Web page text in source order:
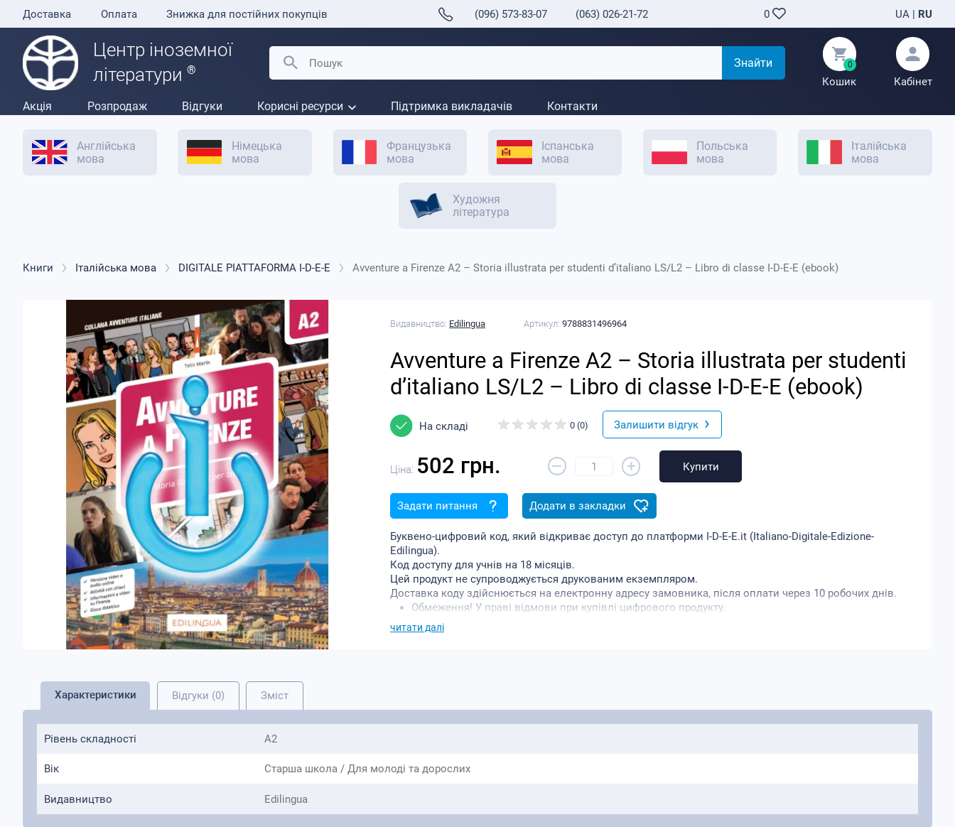
Доставка Оплата Знижка для постійних покупців (096) 573-83-07 (063) 026-21-72 0 UA | RU
Центр іноземної
літератури ®
Знайти 0
Кошик Кабінет
Акція Розпродаж Відгуки Корисні ресурси Підтримка викладачів Контакти
Англійська
мова
Німецька
мова
Французька
мова
Іспанська
мова
Польська
мова
Італійська
мова
Художня
література
Книги Італійська мова DIGITALE PIATTAFORMA I-D-E-E Avventure a Firenze Α2 – Storia illustrata per studenti d’italiano LS/L2 – Libro di classe I-D-E-E (ebook)
Видавництво: Edilingua Артикул:9788831496964
Avventure a Firenze Α2 – Storia illustrata per studenti
d’italiano LS/L2 – Libro di classe I-D-E-E (ebook)
На складі 0 (0) Залишити відгук ›
Ціна: 502 грн. – + Купити
Задати питання Додати в закладки
Буквено-цифровий код, який відкриває доступ до платформи I-D-E-E.it (Italiano-Digitale-Edizione-
Edilingua).
Код доступу для учнів на 18 місяців.
Цей продукт не супроводжується друкованим екземпляром.
Доставка коду здійснюється на електронну адресу замовника, після оплати через 10 робочих днів.
Обмеження! У праві відмови при купівлі цифрового продукту.
Оплата (надходження коштів на рахунок продавця) за цифровий код вважається моментом
набуття права власності Покупцем на цифровий продукт, що означає відмову від свого права на
Вчителі не можуть використовувати цей код. Книга буде автоматично розблокована в їхньому
обліковому записі, коли принаймні двоє студентів активують її.
проте всім доведеться зіткнутися із загрозами таємничого типу, їхнього старого знайомого. Страх і
читати далі
Характеристики Відгуки (0) Зміст
Рівень складності A2
Вік Старша школа / Для молоді та дорослих
Видавництво Edilingua